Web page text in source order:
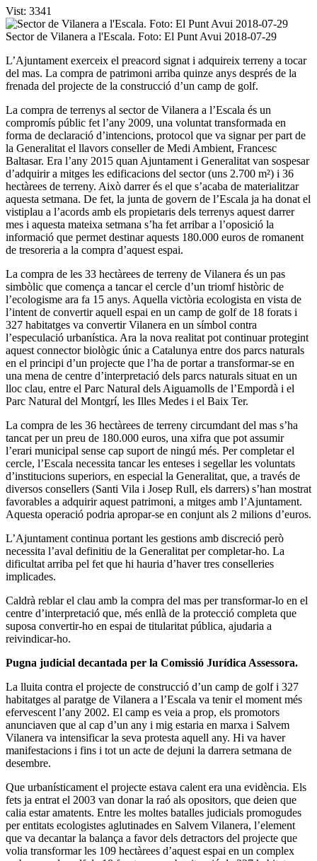
Vist: 3341
Sector de Vilanera a l'Escala. Foto: El Punt Avui 2018-07-29
L’Ajuntament exerceix el preacord signat i adquireix terreny a tocar
del mas. La compra de patrimoni arriba quinze anys després de la
frenada del projecte de la construcció d’un camp de golf.
La compra de terrenys al sector de Vilanera a l’Escala és un
compromís públic fet l’any 2009, una voluntat transformada en
forma de declaració d’intencions, protocol que va signar per part de
la Generalitat el llavors conseller de Medi Ambient, Francesc
Baltasar. Era l’any 2015 quan Ajuntament i Generalitat van sospesar
d’adquirir a mitges les edificacions del sector (uns 2.700 m²) i 36
hectàrees de terreny. Això darrer és el que s’acaba de materialitzar
aquesta setmana. De fet, la junta de govern de l’Escala ja ha donat el
vistiplau a l’acords amb els propietaris dels terrenys aquest darrer
mes i aquesta mateixa setmana s’ha fet arribar a l’oposició la
informació que permet destinar aquests 180.000 euros de romanent
de tresoreria a la compra d’aquest espai.
La compra de les 33 hectàrees de terreny de Vilanera és un pas
simbòlic que comença a tancar el cercle d’un triomf històric de
l’ecologisme ara fa 15 anys. Aquella victòria ecologista en vista de
l’intent de convertir aquell espai en un camp de golf de 18 forats i
327 habitatges va convertir Vilanera en un símbol contra
l’especulació urbanística. Ara la nova realitat pot continuar protegint
aquest connector biològic únic a Catalunya entre dos parcs naturals
en el principi d’un projecte que l’ha de portar a transformar-se en
una mena de centre d’interpretació dels parcs naturals situat en un
lloc clau, entre el Parc Natural dels Aiguamolls de l’Empordà i el
Parc Natural del Montgrí, les Illes Medes i el Baix Ter.
La compra de les 36 hectàrees de terreny circumdant del mas s’ha
tancat per un preu de 180.000 euros, una xifra que pot assumir
l’erari municipal sense cap suport de ningú més. Per completar el
cercle, l’Escala necessita tancar les enteses i segellar les voluntats
d’institucions superiors, en especial la Generalitat, que, a través de
diversos consellers (Santi Vila i Josep Rull, els darrers) s’han mostrat
favorables a adquirir aquest patrimoni, a mitges amb l’Ajuntament.
Aquesta operació podria apropar-se en conjunt als 2 milions d’euros.
L’Ajuntament continua portant les gestions amb discreció però
necessita l’aval definitiu de la Generalitat per completar-ho. La
dificultat arriba pel fet que hi hauria d’haver tres conselleries
implicades.
Caldrà reblar el clau amb la compra del mas per transformar-lo en el
centre d’interpretació que, més enllà de la protecció completa que
suposa convertir-ho en espai de titularitat pública, ajudaria a
reivindicar-ho.
Pugna judicial decantada per la Comissió Jurídica Assessora.
La lluita contra el projecte de construcció d’un camp de golf i 327
habitatges al paratge de Vilanera a l’Escala va tenir el moment més
efervescent l’any 2002. El camp es veia a prop, els promotors
anunciaven que al cap d’un any i mig estaria en marxa i Salvem
Vilanera va intensificar la seva protesta aquell any. Hi va haver
manifestacions i fins i tot un acte de dejuni la darrera setmana de
desembre.
Que urbanísticament el projecte estava calent era una evidència. Els
fets ja entrat el 2003 van donar la raó als opositors, que deien que
calia estar amatents. Entre les moltes batalles judicials promogudes
per entitats ecologistes aglutinades en Salvem Vilanera, l’element
que va decantar la balança a favor dels detractors del projecte que
volia transformar les 109 hectàrees d’aquest espai en un complex